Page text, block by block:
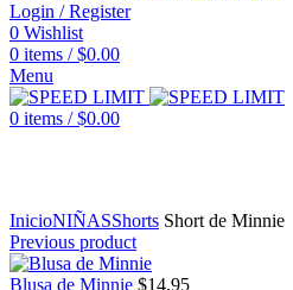
Login / Register
0 Wishlist
0 items / $0.00
Menu
0 items / $0.00
InicioNIÑASShorts Short de Minnie
Previous product
Blusa de Minnie $14.95